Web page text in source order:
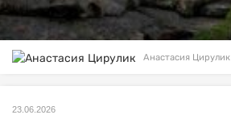
Анастасия Цирулик
23.06.2026